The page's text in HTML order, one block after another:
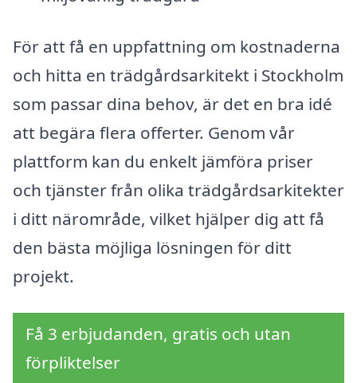
För att få en uppfattning om kostnaderna
och hitta en trädgårdsarkitekt i Stockholm
som passar dina behov, är det en bra idé
att begära flera offerter. Genom vår
plattform kan du enkelt jämföra priser
och tjänster från olika trädgårdsarkitekter
i ditt närområde, vilket hjälper dig att få
den bästa möjliga lösningen för ditt
projekt.
Få 3 erbjudanden, gratis och utan
förpliktelser